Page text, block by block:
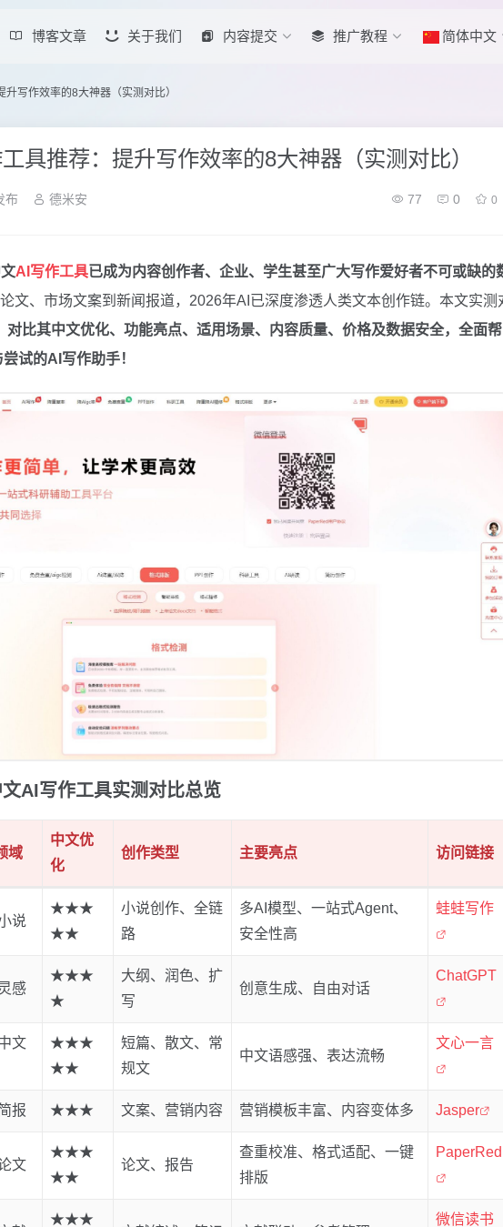
博客文章 关于我们 内容提交 推广教程 简体中文
写作效率的8大神器（实测对比）
具推荐：提升写作效率的8大神器（实测对比）
布 德米安 77 0 0
AI写作工具已成为内容创作者、企业、学生甚至广大写作爱好者不可或缺的
文、市场文案到新闻报道，2026年AI已深度渗透人类文本创作链。本文实测
对比其中文优化、功能亮点、适用场景、内容质量、价格及数据安全，全面帮
试的AI写作助手！
AI写作工具实测对比总览
域
中文优
化
创作类型 主要亮点 访问链接
说
★★★
★★
小说创作、全链
路
多AI模型、一站式Agent、
安全性高
蛙蛙写作
感
★★★
★
大纲、润色、扩
写
创意生成、自由对话
ChatGPT
文
★★★
★★
短篇、散文、常
规文
中文语感强、表达流畅
文心一言
报 ★★★ 文案、营销内容 营销模板丰富、内容变体多 Jasper
文
★★★
★★
论文、报告
查重校准、格式适配、一键
排版
PaperRed
★★★
微信读书